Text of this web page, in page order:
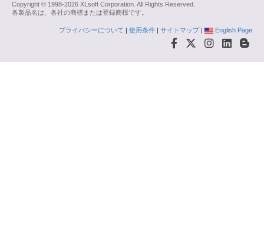
Copyright © 1998-2026 XLsoft Corporation. All Rights Reserved.
各製品名は、各社の商標または登録商標です。
プライバシーについて | 使用条件 | サイトマップ| English Page